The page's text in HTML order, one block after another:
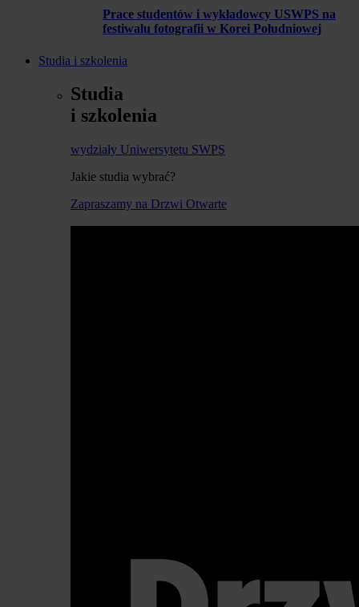
Prace studentów i wykładowcy USWPS na
festiwalu fotografii w Korei Południowej
Studia i szkolenia
Studia
i szkolenia
wydziały Uniwersytetu SWPS
Jakie studia wybrać?
Zapraszamy na Drzwi Otwarte